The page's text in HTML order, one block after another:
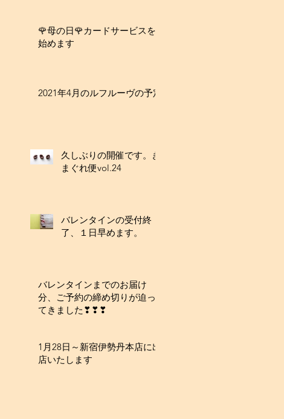
🌹母の日🌹カードサービスを
始めます
2021年4月のルフルーヴの予定
久しぶりの開催です。き
まぐれ便vol.24
バレンタインの受付終
了、１日早めます。
バレンタインまでのお届け
分、ご予約の締め切りが迫っ
てきました❣❣❣
1月28日～新宿伊勢丹本店に出
店いたします